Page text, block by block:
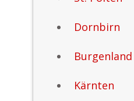
Dornbirn
Burgenland
Kärnten